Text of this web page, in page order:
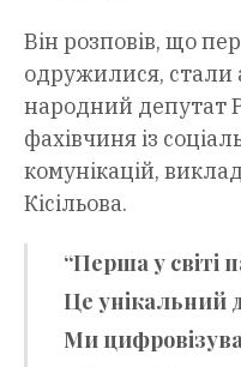
Він розповів, що
одружилися, стали
народний депутат
фахівчиня із
комунікацій,
Кісільова.
“Перша у світі
Це унікальний
Ми